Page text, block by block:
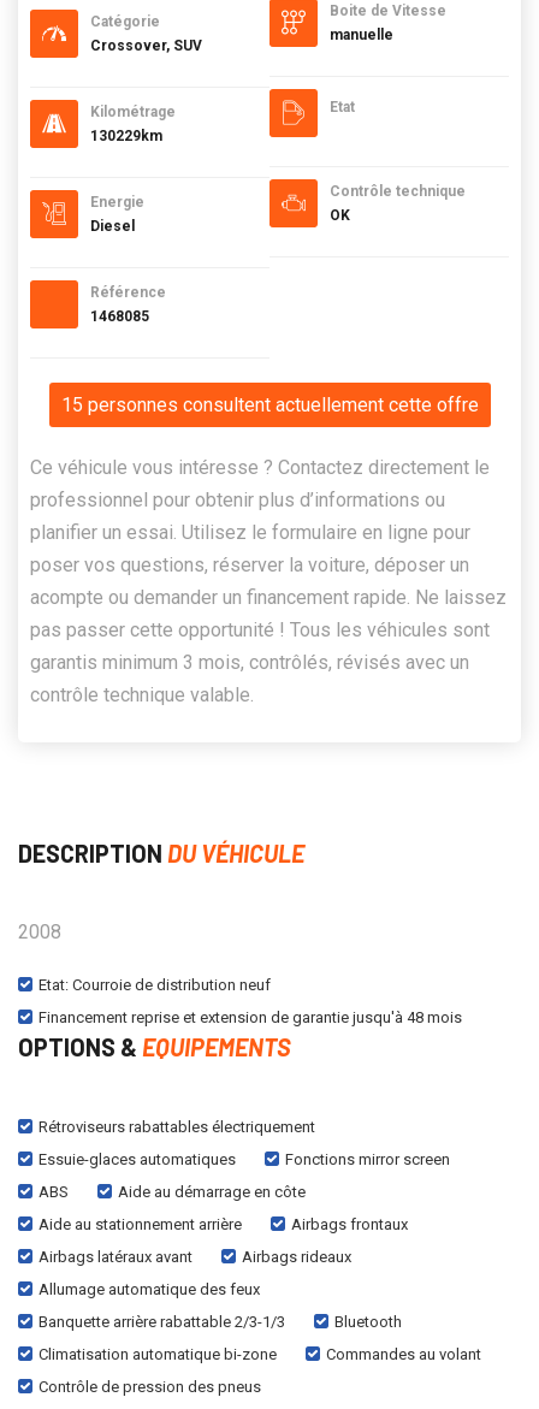
Catégorie
Crossover, SUV
Kilométrage
130229km
Energie
Diesel
Référence
1468085
Boite de Vitesse
manuelle
Etat
Contrôle technique
OK
15 personnes consultent actuellement cette offre
Ce véhicule vous intéresse ? Contactez directement le
professionnel pour obtenir plus d’informations ou
planifier un essai. Utilisez le formulaire en ligne pour
poser vos questions, réserver la voiture, déposer un
acompte ou demander un financement rapide. Ne laissez
pas passer cette opportunité ! Tous les véhicules sont
garantis minimum 3 mois, contrôlés, révisés avec un
contrôle technique valable.
DESCRIPTION DU VÉHICULE
2008
Etat: Courroie de distribution neuf
Financement reprise et extension de garantie jusqu'à 48 mois
OPTIONS & EQUIPEMENTS
Rétroviseurs rabattables électriquement
Essuie-glaces automatiques
Fonctions mirror screen
ABS
Aide au démarrage en côte
Aide au stationnement arrière
Airbags frontaux
Airbags latéraux avant
Airbags rideaux
Allumage automatique des feux
Banquette arrière rabattable 2/3-1/3
Bluetooth
Climatisation automatique bi-zone
Commandes au volant
Contrôle de pression des pneus